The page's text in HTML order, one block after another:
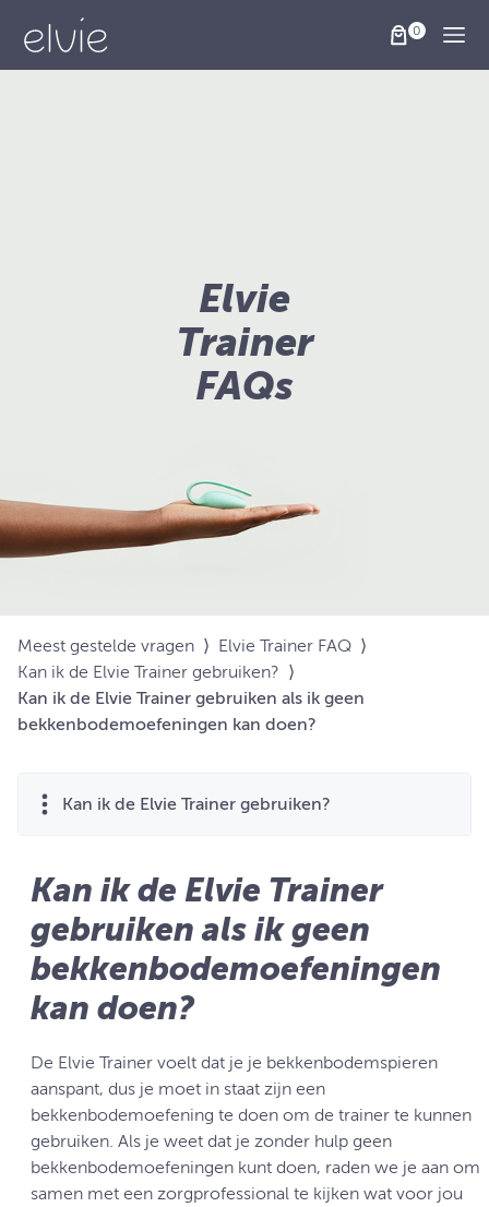
Elvie
Trainer
FAQs
Meest gestelde vragen ⟩ Elvie Trainer FAQ ⟩
Kan ik de Elvie Trainer gebruiken? ⟩
Kan ik de Elvie Trainer gebruiken als ik geen
bekkenbodemoefeningen kan doen?
Kan ik de Elvie Trainer gebruiken?
Kan ik de Elvie Trainer
gebruiken als ik geen
bekkenbodemoefeningen
kan doen?
De Elvie Trainer voelt dat je je bekkenbodemspieren
aanspant, dus je moet in staat zijn een
bekkenbodemoefening te doen om de trainer te kunnen
gebruiken. Als je weet dat je zonder hulp geen
bekkenbodemoefeningen kunt doen, raden we je aan om
samen met een zorgprofessional te kijken wat voor jou